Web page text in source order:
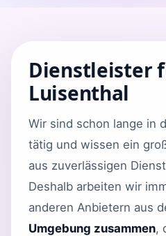
Dienstleister
Luisenthal
Wir sind schon lange in
tätig und wissen ein
aus zuverlässigen
Deshalb arbeiten wir
anderen Anbietern aus
Umgebung zusammen,